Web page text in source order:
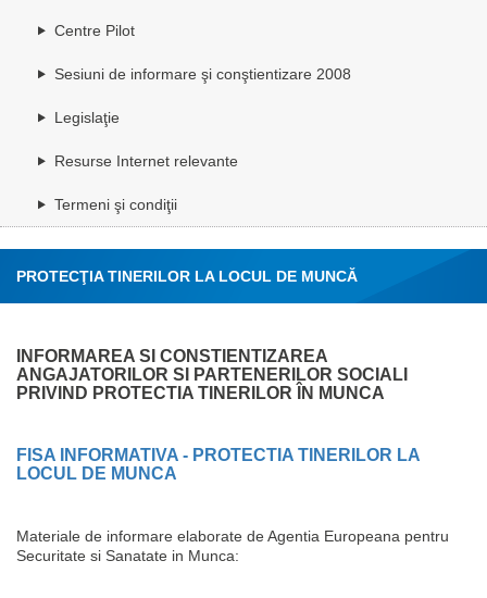
Centre Pilot
Sesiuni de informare şi conştientizare 2008
Legislaţie
Resurse Internet relevante
Termeni şi condiţii
PROTECŢIA TINERILOR LA LOCUL DE MUNCĂ
INFORMAREA SI CONSTIENTIZAREA
ANGAJATORILOR SI PARTENERILOR SOCIALI
PRIVIND PROTECTIA TINERILOR ÎN MUNCA
FISA INFORMATIVA - PROTECTIA TINERILOR LA
LOCUL DE MUNCA
Materiale de informare elaborate de Agentia Europeana pentru
Securitate si Sanatate in Munca: